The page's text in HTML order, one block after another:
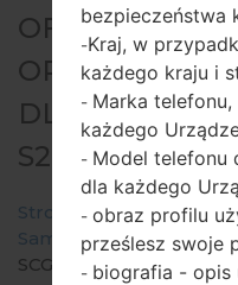
OFICJALNE
DLA: SCG02 -
S20 PLUS 5G
Strona startowa →
SamsungSCG02 →
bezpieczeństwa
-Kraj, w
każdego kraju i
- Marka
każdego
- Model telefonu
dla każdego
- obraz profilu
prześlesz swoje
- biografia - opis